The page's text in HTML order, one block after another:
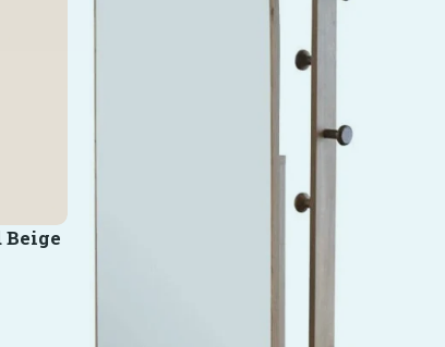
Beige